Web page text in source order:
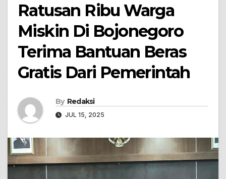
Ratusan Ribu Warga
Miskin Di Bojonegoro
Terima Bantuan Beras
Gratis Dari Pemerintah
By Redaksi
JUL 15, 2025